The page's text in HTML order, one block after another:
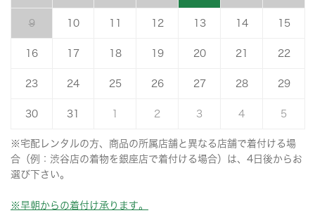
9 10 12 13 14 15
16 17 18 19 20 21 22
23 24 25 26 27 28 29
30 31 2 3 4 5
※宅配レンタルの方、商品の所属店舗と異なる店舗で着付ける場
合（例：渋谷店の着物を銀座店で着付ける場合）は、4日後からお
選び下さい。
※早朝からの着付け承ります。